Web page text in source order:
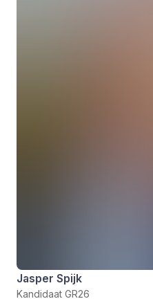
Jasper Spijk
Kandidaat GR26